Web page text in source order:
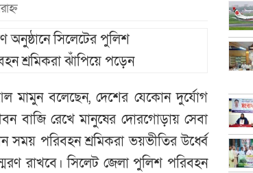
মামুন বলেছেন, দেশের যেকোন দুর্যোগ
বাজি রেখে মানুষের দোরগোড়ায় সেবা
পরিবহন শ্রমিকরা ভয়ভীতির উর্ধ্বে
রাখবে। সিলেট জেলা পুলিশ পরিবহন